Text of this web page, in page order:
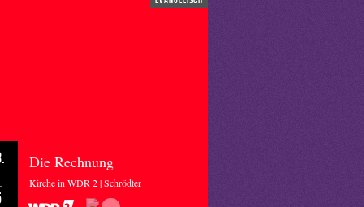
Die Rechnung
Kirche in WDR 2 | Schrödter